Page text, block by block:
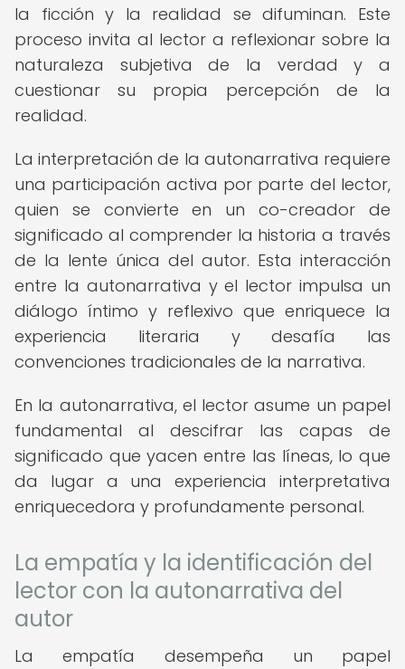
la ficción y la realidad se difuminan. Este
proceso invita al lector a reflexionar sobre la
naturaleza subjetiva de la verdad y a
cuestionar su propia percepción de la
realidad.
La interpretación de la autonarrativa requiere
una participación activa por parte del lector,
quien se convierte en un co-creador de
significado al comprender la historia a través
de la lente única del autor. Esta interacción
entre la autonarrativa y el lector impulsa un
diálogo íntimo y reflexivo que enriquece la
experiencia literaria y desafía las
convenciones tradicionales de la narrativa.
En la autonarrativa, el lector asume un papel
fundamental al descifrar las capas de
significado que yacen entre las líneas, lo que
da lugar a una experiencia interpretativa
enriquecedora y profundamente personal.
La empatía y la identificación del
lector con la autonarrativa del
autor
La empatía desempeña un papel